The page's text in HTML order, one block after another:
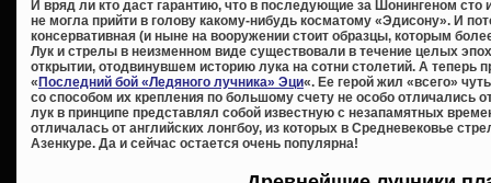
И вряд ли кто даст гарантию, что в последующие за Шонингеном сто
не могла прийти в голову какому-нибудь косматому «Эдисону». И
консервативная (и ныне на вооружении стоит образцы, которым
Лук и стрелы в неизменном виде существовали в течение целых
открытии, отодвинувшем историю лука на сотни столетий. А теперь
« Последний бой «Ледяного лучника» Эци«. Ее герой жил «всего»
со способом их крепления по большому счету не особо отличались
лук в принципе представлял собой известную с незапамятных
отличалась от английских лонгбоу, из которых в Средневековье
Азенкуре. Да и сейчас остается очень популярна!